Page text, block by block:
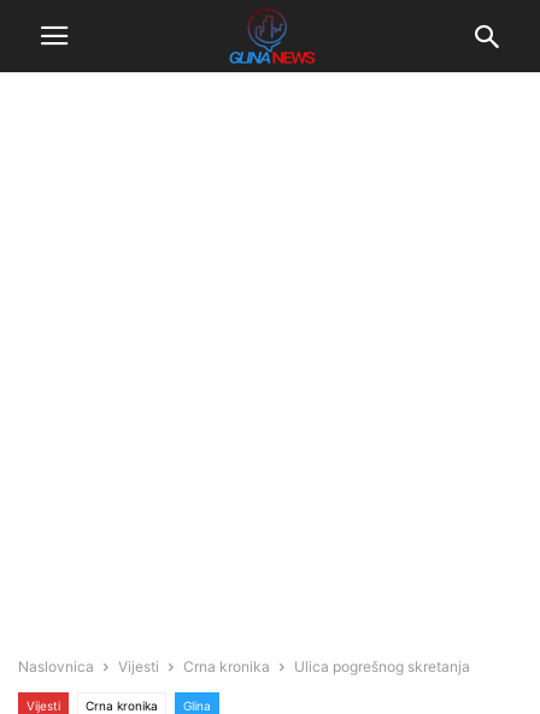
Naslovnica Vijesti Crna kronika Ulica pogrešnog skretanja
Vijesti Crna kronika Glina